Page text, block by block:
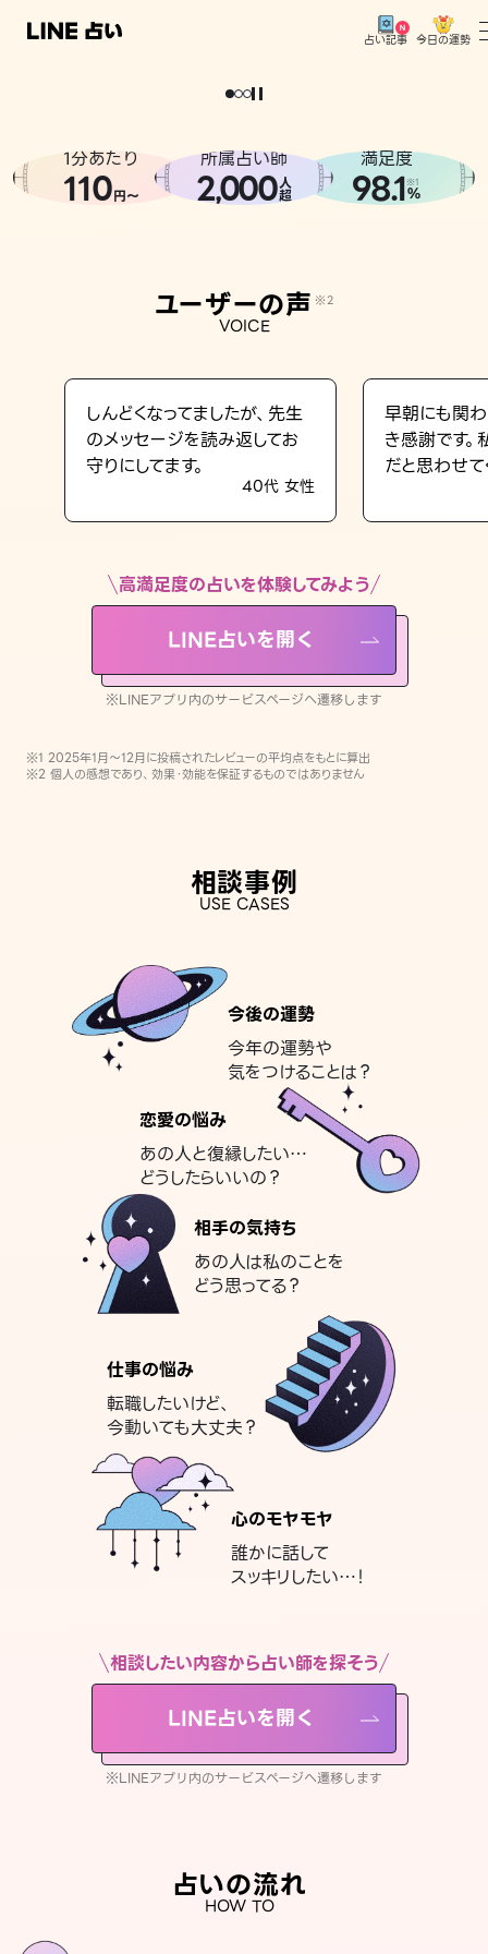
占い記事 今日の運勢
相談事例
LINE占いを開く
※LINEアプリ内のサービスページへ遷移します
どうせなら
。
1分あたり
110円〜
所属占い師
2,000人
超
満足度
98.1※1
%
ユーザーの声 ※2
VOICE
しんどくなってましたが、先生
のメッセージを読み返してお
守りにしてます。
40代 女性
早朝にも関
き感謝です
だと思わせて
高満足度の占いを体験してみよう
LINE占いを開く
※LINEアプリ内のサービスページへ遷移します
※1 2025年1月〜12月に投稿されたレビューの平均点をもとに算出
※2 個人の感想であり、効果・効能を保証するものではありません
相談事例
USE CASES
今後の運勢
今年の運勢や
気をつけることは？
恋愛の悩み
あの人と復縁したい…
どうしたらいいの？
相手の気持ち
あの人は私のことを
どう思ってる？
仕事の悩み
転職したいけど、
今動いても大丈夫？
心のモヤモヤ
誰かに話して
スッキリしたい…！
相談したい内容から占い師を探そう
LINE占いを開く
※LINEアプリ内のサービスページへ遷移します
占いの流れ
HOW TO